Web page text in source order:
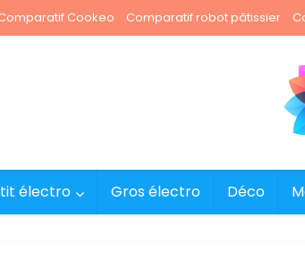
Cookeo Comparatif robot pâtissier
électro Gros électro Déco